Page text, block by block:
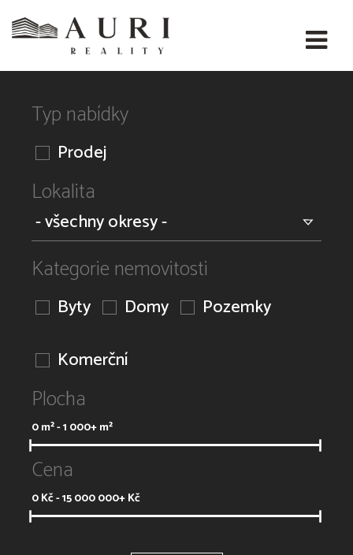
Typ nabídky
Prodej
Lokalita
Kategorie nemovitosti
Byty Domy
Pozemky
Komerční
Plocha
0m² -1 000+m²
Cena
0Kč -15 000 000+Kč